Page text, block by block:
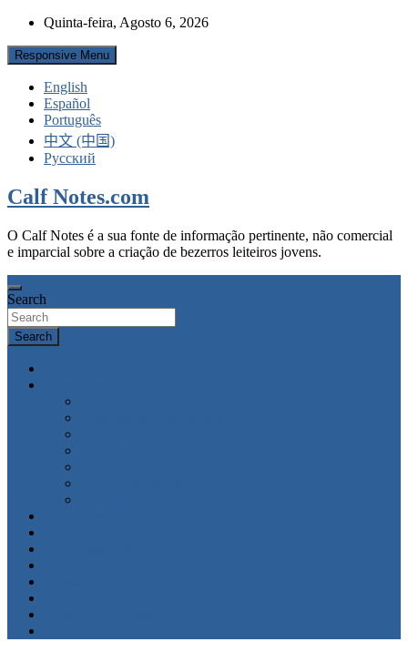
Skip
content
Quinta-feira, Agosto 6, 2026
Responsive Menu
English
Español
Português
中文 (中国)
Русский
Calf Notes.com
O Calf Notes é a sua fonte de informação pertinente, não comercial
e imparcial sobre a criação de bezerros leiteiros jovens.
Search
Search